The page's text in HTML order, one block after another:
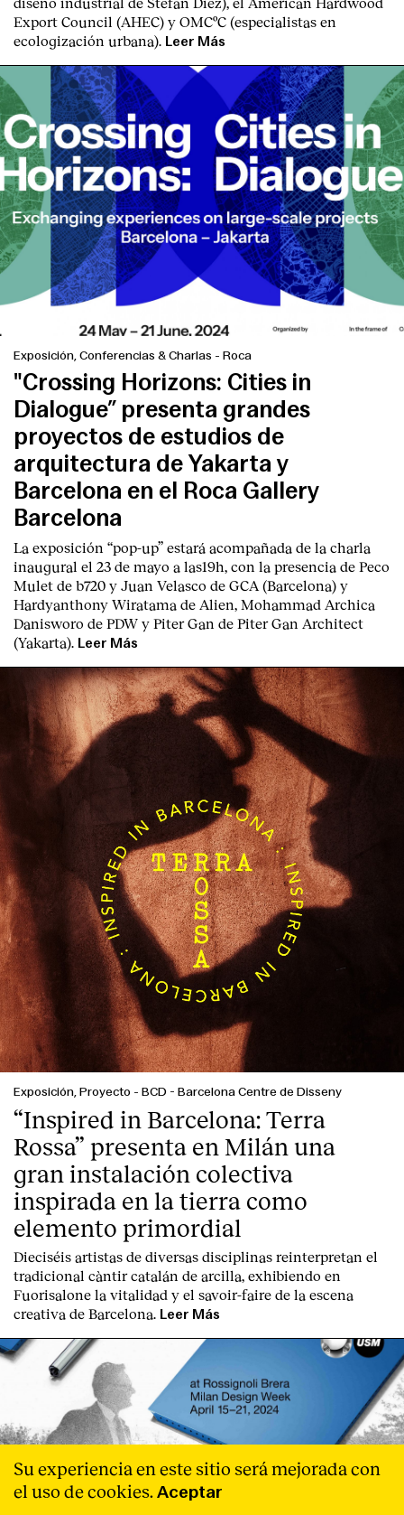
English Español Italiano
Export Council (AHEC) y OMCºC (especialistas en
ecologización urbana).
Leer Más
Exposición, Conferencias & Charlas - Roca
"Crossing Horizons: Cities in
Dialogue” presenta grandes
proyectos de estudios de
arquitectura de Yakarta y
Barcelona en el Roca Gallery
Barcelona
La exposición “pop-up” estará acompañada de la charla
inaugural el 23 de mayo a las19h, con la presencia de Peco
Mulet de b720 y Juan Velasco de GCA (Barcelona) y
Hardyanthony Wiratama de Alien, Mohammad Archica
Danisworo de PDW y Piter Gan de Piter Gan Architect
(Yakarta). Leer Más
Exposición, Proyecto - BCD - Barcelona Centre de Disseny
“Inspired in Barcelona: Terra
Rossa” presenta en Milán una
gran instalación colectiva
inspirada en la tierra como
elemento primordial
Dieciséis artistas de diversas disciplinas reinterpretan el
tradicional càntir catalán de arcilla, exhibiendo en
Fuorisalone la vitalidad y el savoir-faire de la escena
creativa de Barcelona. Leer Más
Su experiencia en este sitio será mejorada con
el uso de cookies. Aceptar